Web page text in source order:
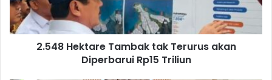
Diperbarui
Rp15
Triliun
2.548 Hektare Tambak tak Terurus akan
Diperbarui Rp15 Triliun